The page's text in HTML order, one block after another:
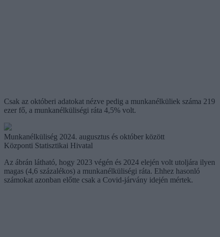
Csak az októberi adatokat nézve pedig a munkanélküliek száma 219
ezer fő, a munkanélküliségi ráta 4,5% volt.
Munkanélküliség 2024. augusztus és október között
Központi Statisztikai Hivatal
Az ábrán látható, hogy 2023 végén és 2024 elején volt utoljára ilyen
magas (4,6 százalékos) a munkanélküliségi ráta. Ehhez hasonló
számokat azonban előtte csak a Covid-járvány idején mértek.